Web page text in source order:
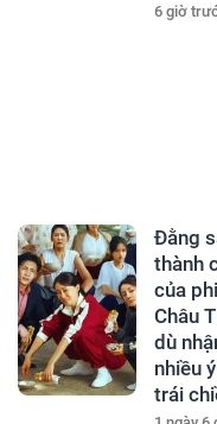
6 giờ
Đằng
thành
của
Châu
dù
nhiều
trái